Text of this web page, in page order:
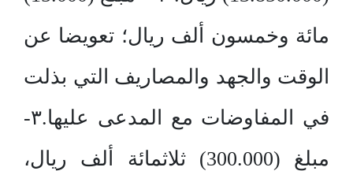
مائة وخمسون ألف ريال؛ تعويضا عن
الوقت والجهد والمصاريف التي بذلت
في المفاوضات مع المدعى عليها.٣-
مبلغ (300.000) ثلاثمائة ألف ريال،